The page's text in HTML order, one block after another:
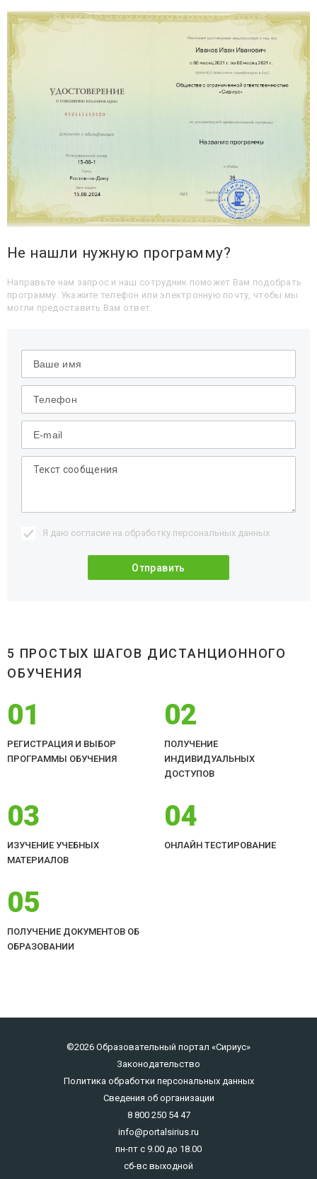
Не нашли нужную программу?
Направьте нам запрос и наш сотрудник поможет Вам подобрать
программу. Укажите телефон или электронную почту, чтобы мы
могли предоставить Вам ответ.
Я даю согласие на обработку персональных данных
5 ПРОСТЫХ ШАГОВ ДИСТАНЦИОННОГО
ОБУЧЕНИЯ
01
РЕГИСТРАЦИЯ И ВЫБОР
ПРОГРАММЫ ОБУЧЕНИЯ
02
ПОЛУЧЕНИЕ
ИНДИВИДУАЛЬНЫХ
ДОСТУПОВ
03
ИЗУЧЕНИЕ УЧЕБНЫХ
МАТЕРИАЛОВ
04
ОНЛАЙН ТЕСТИРОВАНИЕ
05
ПОЛУЧЕНИЕ ДОКУМЕНТОВ ОБ
ОБРАЗОВАНИИ
©2026 Образовательный портал «Сириус»
Законодательство
Политика обработки персональных данных
Сведения об организации
8 800 250 54 47
info@portalsirius.ru
пн-пт с 9.00 до 18.00
сб-вс выходной